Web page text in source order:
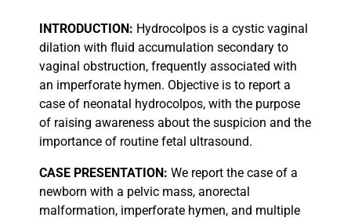
INTRODUCTION: Hydrocolpos is a cystic vaginal
dilation with fluid accumulation secondary to
vaginal obstruction, frequently associated with
an imperforate hymen. Objective is to report a
case of neonatal hydrocolpos, with the purpose
of raising awareness about the suspicion and the
importance of routine fetal ultrasound.
CASE PRESENTATION: We report the case of a
newborn with a pelvic mass, anorectal
malformation, imperforate hymen, and multiple